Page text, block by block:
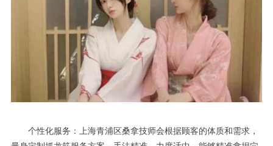
个性化服务：上海青浦区桑拿技师会根据顾客的体质和需求，